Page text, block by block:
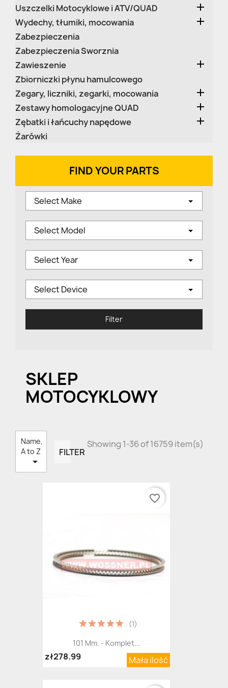
Uszczelki Motocyklowe i ATV/QUAD

Wydechy, tłumiki, mocowania 
Zabezpieczenia
Zabezpieczenia Sworznia
Zawieszenie

Zbiorniczki płynu hamulcowego
Zegary, liczniki, zegarki, mocowania

Zestawy homologacyjne QUAD 
Zębatki i łańcuchy napędowe 
Żarówki
FIND YOUR PARTS
Select Make
Select Model
Select Year
Select Device
Filter
SKLEP
MOTOCYKLOWY
Name,
A to Z

FILTER
Showing 1-36 of 16759 item(s)
101 Mm. - Komplet...
Mała ilość
zł278.99
(1)
favorite_border